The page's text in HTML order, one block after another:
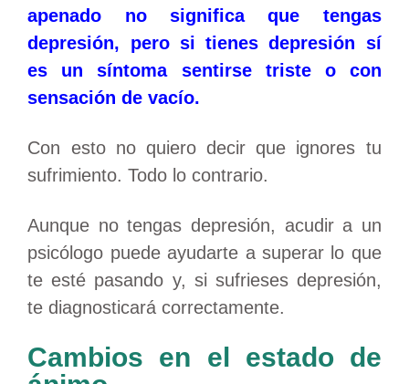
apenado no significa que tengas
depresión, pero si tienes depresión sí
es un síntoma sentirse triste o con
sensación de vacío.
Con esto no quiero decir que ignores tu
sufrimiento. Todo lo contrario.
Aunque no tengas depresión, acudir a un
psicólogo puede ayudarte a superar lo que
te esté pasando y, si sufrieses depresión,
te diagnosticará correctamente.
Cambios en el estado de